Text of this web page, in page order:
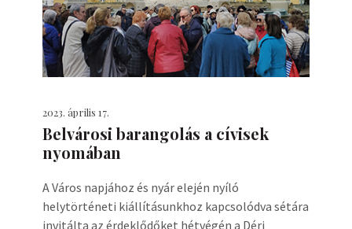
2023. április 17.
Belvárosi barangolás a cívisek
nyomában
A Város napjához és nyár elején nyíló
helytörténeti kiállításunkhoz kapcsolódva sétára
invitálta az érdeklődőket hétvégén a Déri